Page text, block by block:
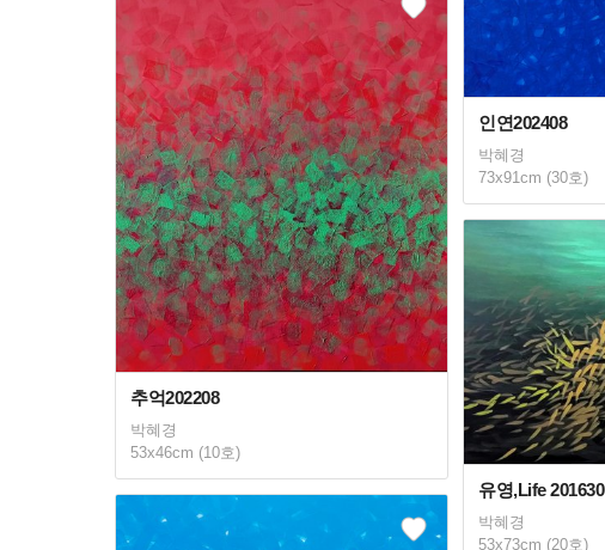
인연202408
박혜경
73x91cm (30호)
추억202208
박혜경
53x46cm (10호)
유영,Life 201630
박혜경
53x73cm (20호)